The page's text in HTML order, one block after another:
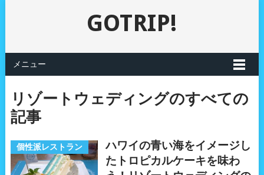
GOTRIP!
メニュー
リゾートウェディングのすべての
記事
個性派レストラン
ハワイの青い海をイメージし
たトロピカルケーキを味わ